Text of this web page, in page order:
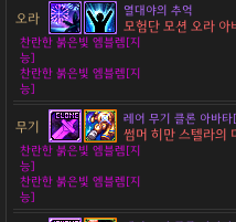
오라 열대야의 추억
모험단 모션 오라 아
찬란한 붉은빛 엠블렘[지
능]
찬란한 붉은빛 엠블렘[지
능]
무기 레어 무기 클론 아바
썸머 히만 스텔라의
찬란한 붉은빛 엠블렘[지
능]
찬란한 붉은빛 엠블렘[지
능]